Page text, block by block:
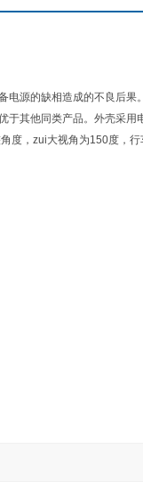
源的缺相造成的不良后
其他同类产品。外壳采
度，zui大视角为150度，